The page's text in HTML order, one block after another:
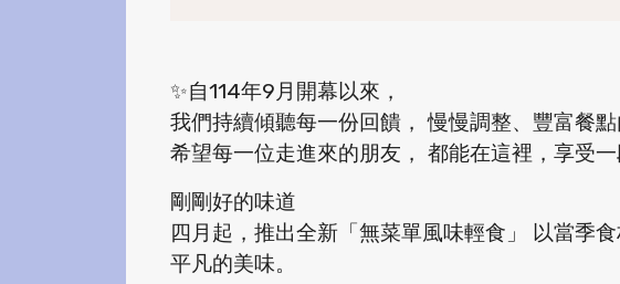
✨自114年9月開幕以來，
我們持續傾聽每一份回饋， 慢慢調整、豐富餐點
希望每一位走進來的朋友， 都能在這裡，享受一
剛剛好的味道
四月起，推出全新「無菜單風味輕食」 以當季
平凡的美味。